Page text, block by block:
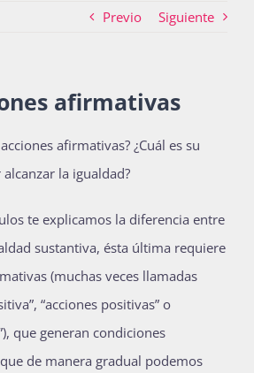
La Boletina
Blog
Recursos
Súmate
Previo Siguiente
afirmativas
afirmativas? ¿Cuál es su
la igualdad?
te explicamos la diferencia entre
sustantiva, ésta última requiere
(muchas veces llamadas
“acciones positivas” o
que generan condiciones
de manera gradual podemos